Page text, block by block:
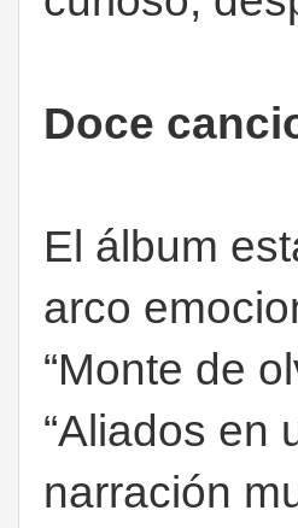
Doce
El álbum
arco
“Monte de
“Aliados en
narración